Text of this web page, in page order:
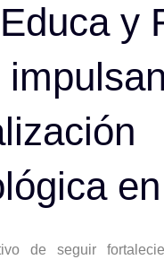
y
de seguir